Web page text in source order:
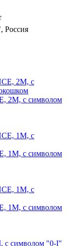
2М, с символом
1М, с символом
1М, с символом